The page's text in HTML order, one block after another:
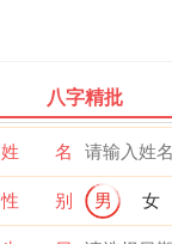
八字精批
姓 名
性 别 男 女